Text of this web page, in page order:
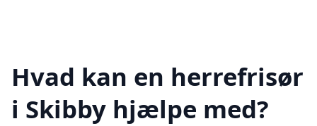
Hvad kan en herrefrisør
i Skibby hjælpe med?